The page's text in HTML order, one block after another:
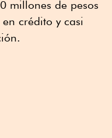
millones de pesos
crédito y casi